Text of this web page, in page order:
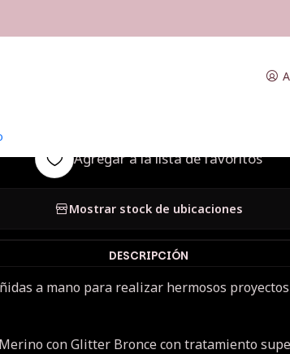
Mini Bijoux
Agregar a la lista de favoritos
Mostrar stock de ubicaciones
DESCRIPCIÓN
a mano para realizar hermosos
con Glitter Bronce con tratamiento